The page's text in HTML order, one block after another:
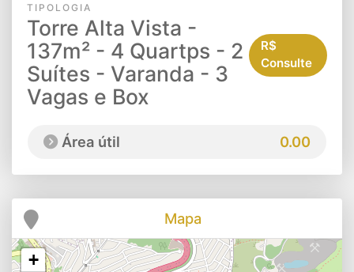
TIPOLOGIA
Torre Alta Vista -
137m² - 4 Quartps - 2
Suítes - Varanda - 3
Vagas e Box
R$
Consulte
Área útil 0.00
Mapa
+